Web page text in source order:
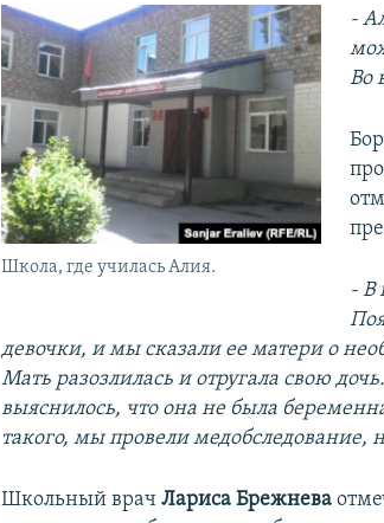
Школа, где училась Алия.
-
Во
- В
девочки, и мы сказали ее матери о
Мать разозлилась и отругала свою
выяснилось, что она не была
такого, мы провели медобследование,
Школьный врач Лариса Брежнева